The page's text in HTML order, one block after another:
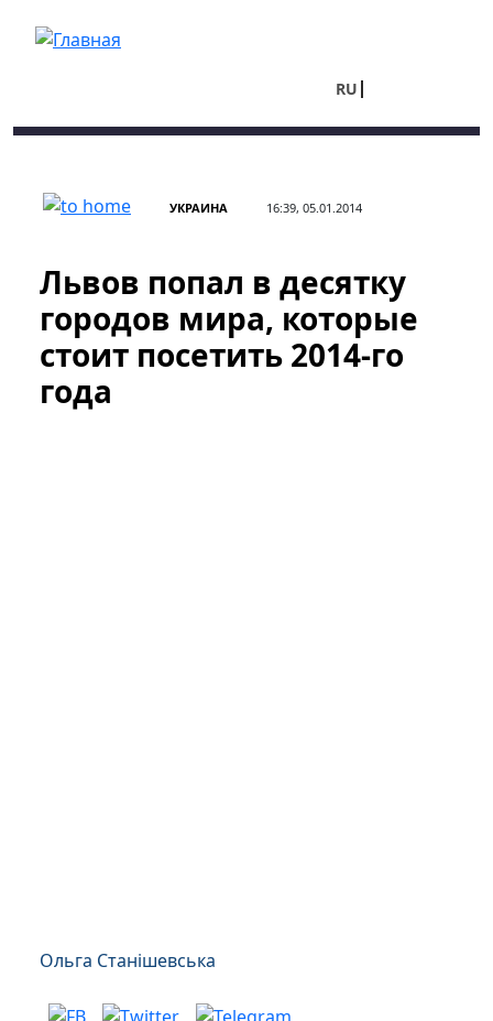
RU
УКРАИНА 16:39, 05.01.2014
Львов попал в десятку
городов мира, которые
стоит посетить 2014-го
года
Ольга Станішевська